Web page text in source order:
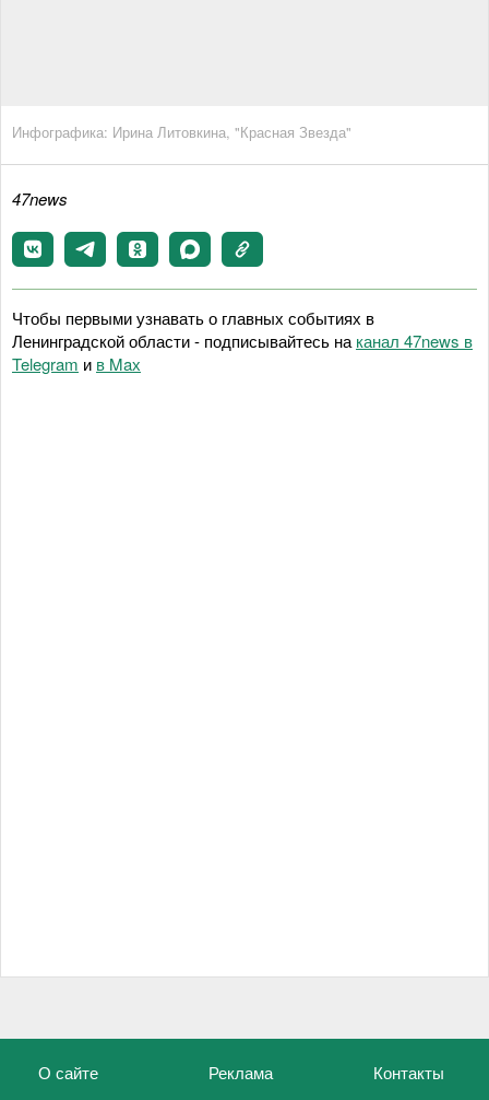
Инфографика: Ирина Литовкина, "Красная Звезда"
47news
Чтобы первыми узнавать о главных событиях в
Ленинградской области - подписывайтесь на канал 47news в
Telegram и в Maх
О сайте Реклама Контакты